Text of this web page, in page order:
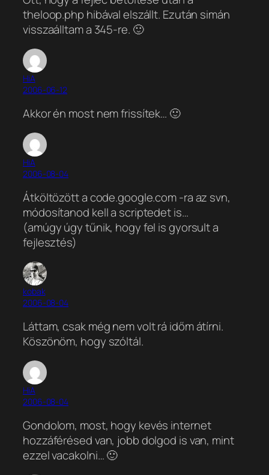
theloop.php hibával elszállt. Ezután simán
visszaálltam a 345-re. 🙂
HiA
2006-06-12
Akkor én most nem frissítek… 🙂
HiA
2006-08-04
Átköltözött a code.google.com -ra az svn,
módosítanod kell a scriptedet is…
(amúgy úgy tűnik, hogy fel is gyorsult a
fejlesztés)
kobak
2006-08-04
Láttam, csak még nem volt rá időm átírni.
Köszönöm, hogy szóltál.
HiA
2006-08-04
Gondolom, most, hogy kevés internet
hozzáférésed van, jobb dolgod is van, mint
ezzel vacakolni… 🙂